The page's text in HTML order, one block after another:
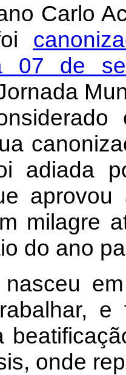
Carlo
07 de
adiada
milagre
do ano
nasceu
onde